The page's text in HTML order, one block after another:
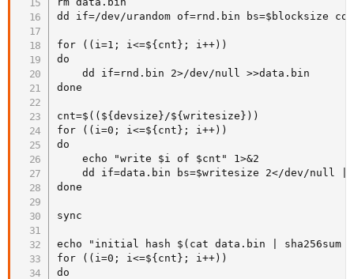
dd if=/dev/urandom of=rnd.bin bs=$blocksize
for ((i=1; i<=${cnt}; i++))
do
    dd if=rnd.bin 2>/dev/null >>data.bin
done
cnt=$((${devsize}/${writesize}))
for ((i=0; i<=${cnt}; i++))
do
    echo "write $i of $cnt" 1>&2
dd if=data.bin bs=$writesize 2</dev/null
done
sync
echo "initial hash $(cat data.bin | sha256sum
for ((i=0; i<=${cnt}; i++))
do